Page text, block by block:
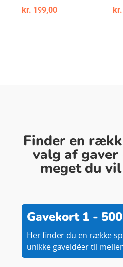
kr. 199,00 kr.
Finder en
valg af
meget du
Gavekort 1 -
Her finder du en række
unikke gaveidéer til